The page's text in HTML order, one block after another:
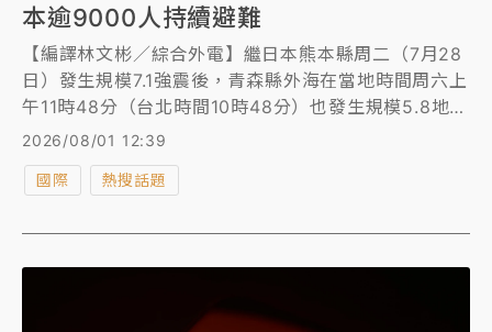
本逾9000人持續避難
【編譯林文彬／綜合外電】繼日本熊本縣周二（7月28
日）發生規模7.1強震後，青森縣外海在當地時間周六上
午11時48分（台北時間10時48分）也發生規模5.8地
震，最大震度4，震源深度80公里。
2026/08/01 12:39
國際 熱搜話題